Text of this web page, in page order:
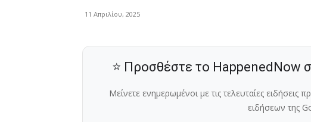
11 Απριλίου, 2025
⭐ Προσθέστε το HappenedNow
Μείνετε ενημερωμένοι με τις τελευταίες
ειδήσεων της